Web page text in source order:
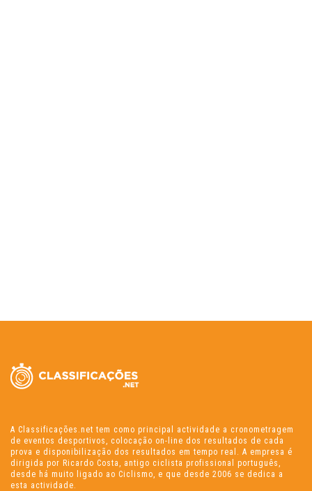
A Classificações.net tem como principal actividade a cronometragem
de eventos desportivos, colocação on-line dos resultados de cada
prova e disponibilização dos resultados em tempo real. A empresa é
dirigida por Ricardo Costa, antigo ciclista profissional português,
desde há muito ligado ao Ciclismo, e que desde 2006 se dedica a
esta actividade.